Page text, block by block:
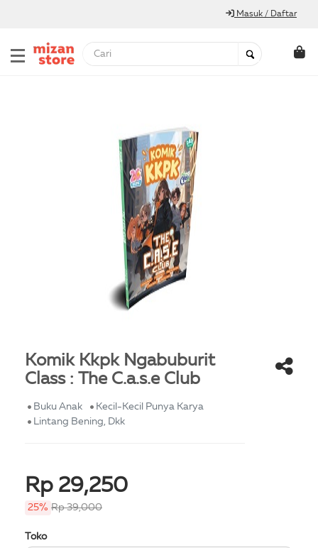
Masuk / Daftar
Komik Kkpk Ngabuburit
Class : The C.a.s.e Club
Buku Anak
Kecil-Kecil Punya Karya
Lintang Bening, Dkk
Rp 29,250
25% Rp 39,000
Toko